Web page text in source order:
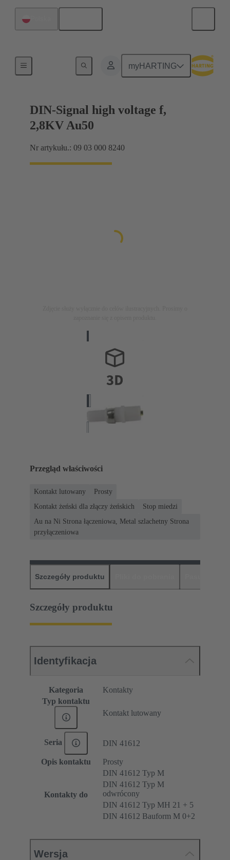
myHARTING
Złącza przewodowe i wiązki kablowe
DIN-Signal high voltage f,
2,8KV Au50
Nr artykułu.: 09 03 000 8240
Przegląd właściwości
Kontakt lutowany
Prosty
Kontakt żeński dla złączy żeńskich
Stop miedzi
Au na Ni Strona łączeniowa, Metal szlachetny Strona
przyłączeniowa
Szczegóły produktu
Szczegóły produktu
Identyfikacja
Kategoria
Kontakty
Typ kontaktu
Kontakt lutowany
Seria DIN 41612
Opis kontaktu Prosty
Kontakty do
DIN 41612 Typ M
DIN 41612 Typ M
odwrócony
DIN 41612 Typ MH 21 + 5
DIN 41612 Bauform M 0+2
Wersja